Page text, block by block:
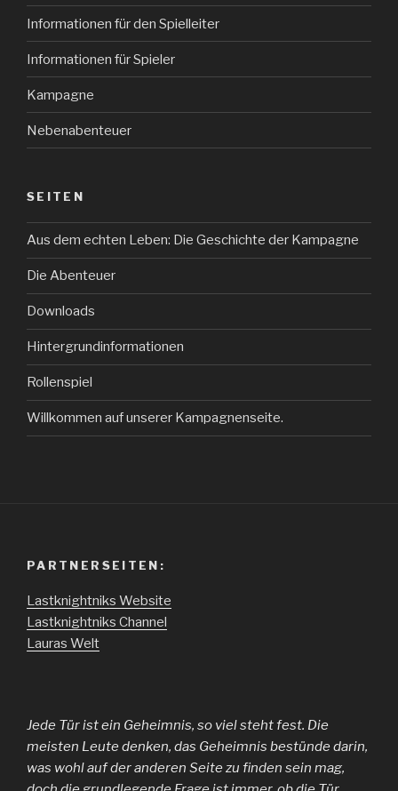
Informationen für den Spielleiter
Informationen für Spieler
Kampagne
Nebenabenteuer
SEITEN
Aus dem echten Leben: Die Geschichte der Kampagne
Die Abenteuer
Downloads
Hintergrundinformationen
Rollenspiel
Willkommen auf unserer Kampagnenseite.
PARTNERSEITEN:
Lastknightniks Website
Lastknightniks Channel
Lauras Welt
Jede Tür ist ein Geheimnis, so viel steht fest. Die
meisten Leute denken, das Geheimnis bestünde darin,
was wohl auf der anderen Seite zu finden sein mag,